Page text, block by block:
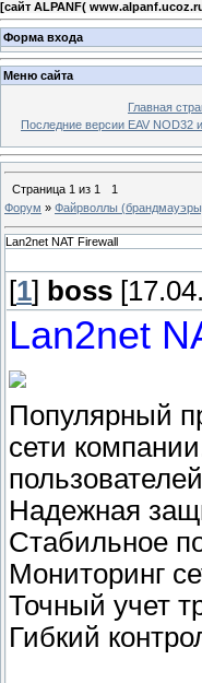
[сайт ALPANF(
Форма входа
Меню сайта
Главная
Последние версии EAV NOD32
Страница 1 из 1
1
Форум » Файрволлы
Lan2net NAT Firewall
[1] boss
Lan2net
Популярный
сети
Надежная
Стабильное
Мониторинг
Точный учет
Гибкий